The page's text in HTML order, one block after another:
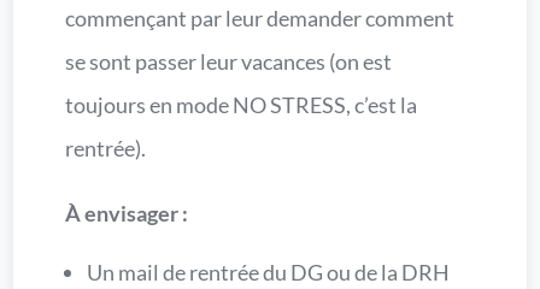
commençant par leur demander comment
se sont passer leur vacances (on est
toujours en mode NO STRESS, c’est la
rentrée).
À envisager :
Un mail de rentrée du DG ou de la DRH